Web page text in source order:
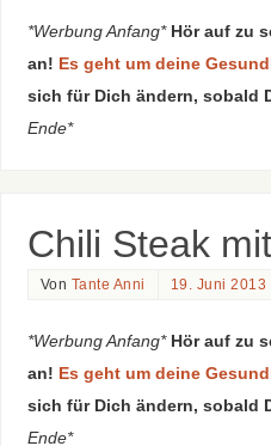
*Werbung Anfang* Hör auf zu
an! Es geht um deine
sich für Dich ändern, sobald
Ende*
Chili Steak
Von Tante Anni 19. Juni 2013
*Werbung Anfang* Hör auf zu
an! Es geht um deine
sich für Dich ändern, sobald
Ende*